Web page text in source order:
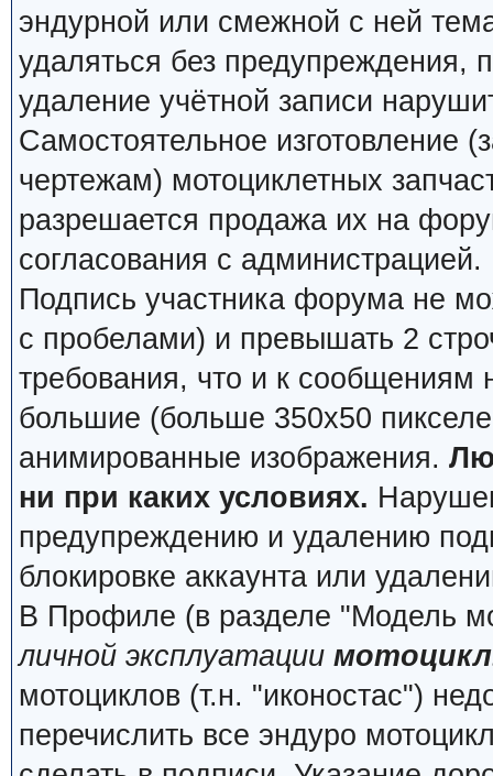
эндурной или смежной с ней
удаляться без предупреждения,
удаление учётной записи
Самостоятельное изготовление
чертежам) мотоциклетных
разрешается продажа их на
согласования с администрацией.
Подпись участника форума не
с пробелами) и превышать 2
требования, что и к
большие (больше 350x50
анимированные изображения.
ни при каких условиях.
предупреждению и удалению
блокировке аккаунта или
В Профиле (в разделе "Модель
личной эксплуатации
мотоциклов (т.н. "иконостас")
перечислить все эндуро